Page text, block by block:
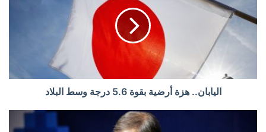
اليابان.. هزة أرضية بقوة 5.6 درجة وسط البلاد